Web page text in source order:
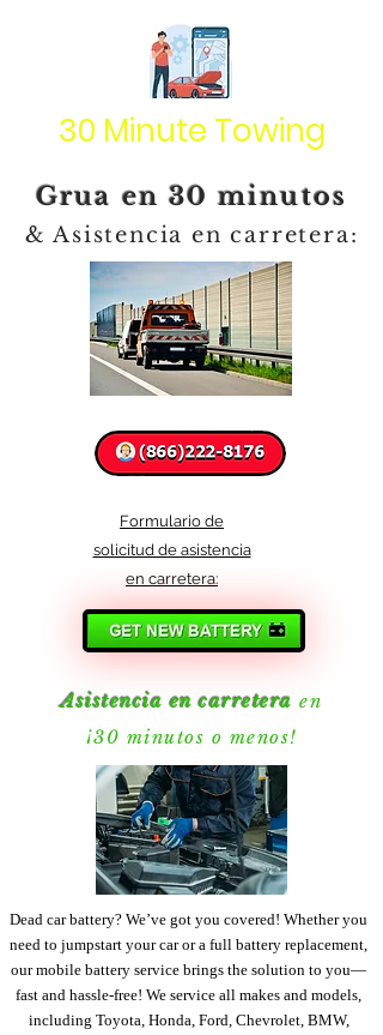
30 Minute Towing
Grua en 30 minutos
& Asistencia en carretera:
Formulario de
solicitud de asistencia
en carretera:
Asistencia en carretera en
¡30 minutos o menos!
Dead car battery? We’ve got you covered! Whether you
need to jumpstart your car or a full battery replacement,
our mobile battery service brings the solution to you—
fast and hassle-free! We service all makes and models,
including Toyota, Honda, Ford, Chevrolet, BMW,